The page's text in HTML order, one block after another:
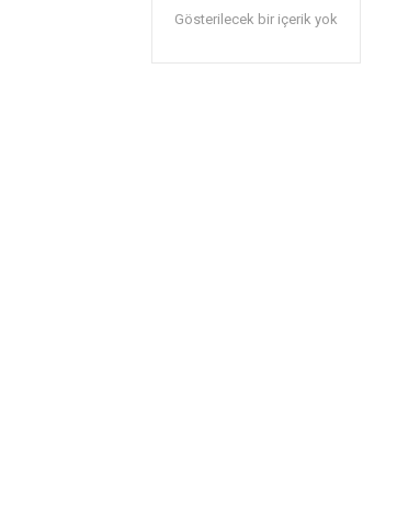
Gösterilecek bir içerik yok